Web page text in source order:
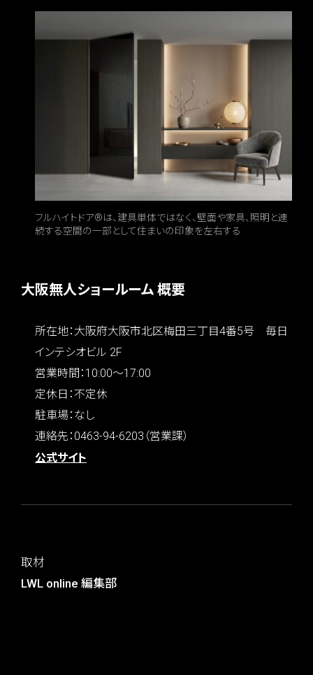
フルハイトドア®は、建具単体ではなく、壁面や家具、照明と連
続する空間の一部として住まいの印象を左右する
大阪無人ショールーム 概要
所在地：大阪府大阪市北区梅田三丁目4番5号 毎日
インテシオビル 2F
営業時間：10:00〜17:00
定休日：不定休
駐車場：なし
連絡先：0463-94-6203（営業課）
公式サイト
取材
LWL online 編集部